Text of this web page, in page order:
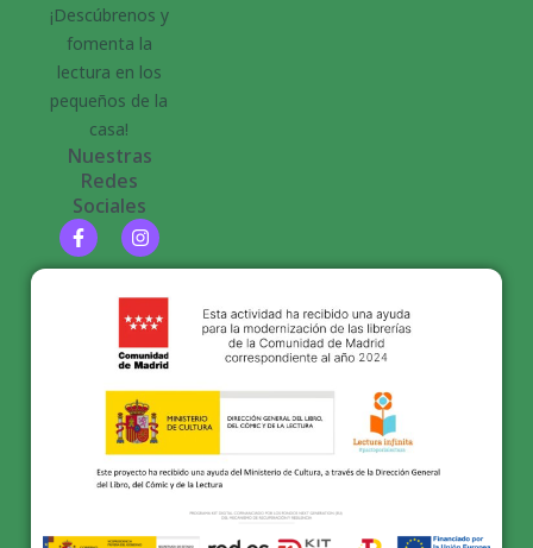
¡Descúbrenos y
fomenta la
lectura en los
pequeños de la
casa!
Nuestras
Redes
Sociales